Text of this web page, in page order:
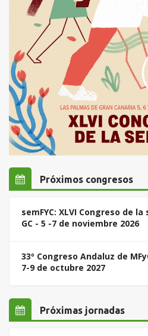
Próximos congresos
semFYC: XLVI Congreso de la
GC - 5 -7 de noviembre 2026
33º Congreso Andaluz de
7-9 de octubre 2027
Próximas jornadas